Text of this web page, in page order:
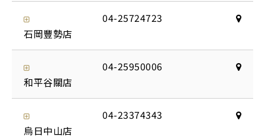
石岡豐勢店
04-25724723
和平谷關店
04-25950006
烏日中山店
04-23374343